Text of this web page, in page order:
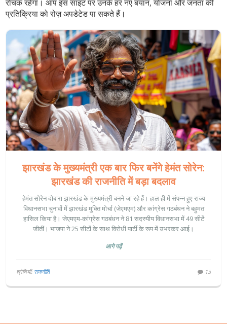
रोचक रहेगा। आप इस साइट पर उनके हर नए बयान, योजना और जनता की
प्रतिक्रिया को रोज़ अपडेटेड पा सकते हैं।
झारखंड के मुख्यमंत्री एक बार फिर बनेंगे हेमंत सोरेन:
झारखंड की राजनीति में बड़ा बदलाव
हेमंत सोरेन दोबारा झारखंड के मुख्यमंत्री बनने जा रहे हैं। हाल ही में संपन्न हुए राज्य
विधानसभा चुनावों में झारखंड मुक्ति मोर्चा (जेएमएम) और कांग्रेस गठबंधन ने बहुमत
हासिल किया है। जेएमएम-कांग्रेस गठबंधन ने 81 सदस्यीय विधानसभा में 49 सीटें
जीतीं। भाजपा ने 25 सीटों के साथ विरोधी पार्टी के रूप में उभरकर आई।
आगे पढ़ें
श्रेणियाँ: राजनीति 13